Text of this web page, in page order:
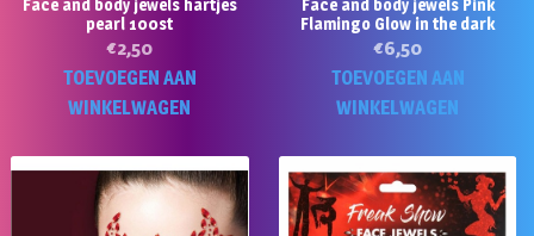
Face and body jewels hartjes
pearl 100st
€2,50
TOEVOEGEN AAN
WINKELWAGEN
Face and body jewels Pink
Flamingo Glow in the dark
€6,50
TOEVOEGEN AAN
WINKELWAGEN